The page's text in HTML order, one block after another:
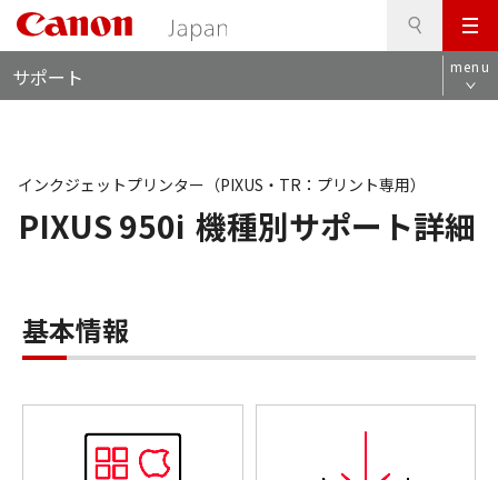
メ
ニ
ュ
サポート menu
PIXUS 950i 機種別サポート詳細
インクジェットプリンター（PIXUS・TR：プリント専用）
基本情報